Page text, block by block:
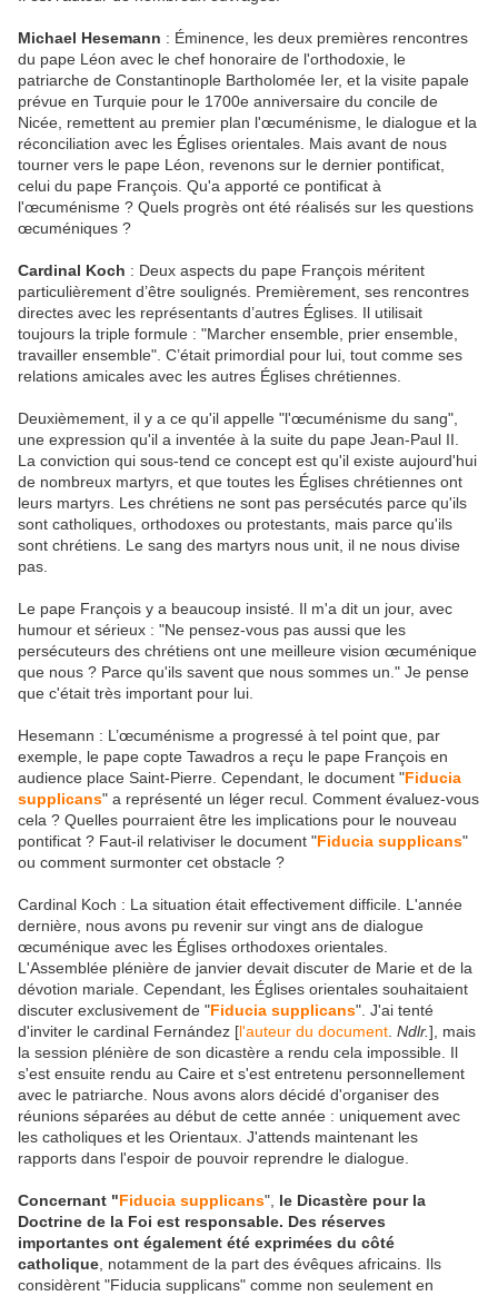
Michael Hesemann : Éminence, les deux premières rencontres
du pape Léon avec le chef honoraire de l'orthodoxie, le
patriarche de Constantinople Bartholomée Ier, et la visite papale
prévue en Turquie pour le 1700e anniversaire du concile de
Nicée, remettent au premier plan l'œcuménisme, le dialogue et la
réconciliation avec les Églises orientales. Mais avant de nous
tourner vers le pape Léon, revenons sur le dernier pontificat,
celui du pape François. Qu'a apporté ce pontificat à
l'œcuménisme ? Quels progrès ont été réalisés sur les questions
œcuméniques ?
Cardinal Koch : Deux aspects du pape François méritent
particulièrement d’être soulignés. Premièrement, ses rencontres
directes avec les représentants d’autres Églises. Il utilisait
toujours la triple formule : "Marcher ensemble, prier ensemble,
travailler ensemble". C’était primordial pour lui, tout comme ses
relations amicales avec les autres Églises chrétiennes.
Deuxièmement, il y a ce qu'il appelle "l'œcuménisme du sang",
une expression qu'il a inventée à la suite du pape Jean-Paul II.
La conviction qui sous-tend ce concept est qu'il existe aujourd'hui
de nombreux martyrs, et que toutes les Églises chrétiennes ont
leurs martyrs. Les chrétiens ne sont pas persécutés parce qu'ils
sont catholiques, orthodoxes ou protestants, mais parce qu'ils
sont chrétiens. Le sang des martyrs nous unit, il ne nous divise
pas.
Le pape François y a beaucoup insisté. Il m'a dit un jour, avec
humour et sérieux : "Ne pensez-vous pas aussi que les
persécuteurs des chrétiens ont une meilleure vision œcuménique
que nous ? Parce qu'ils savent que nous sommes un." Je pense
que c'était très important pour lui.
Hesemann : L’œcuménisme a progressé à tel point que, par
exemple, le pape copte Tawadros a reçu le pape François en
audience place Saint-Pierre. Cependant, le document "Fiducia
supplicans" a représenté un léger recul. Comment évaluez-vous
cela ? Quelles pourraient être les implications pour le nouveau
pontificat ? Faut-il relativiser le document "Fiducia supplicans"
ou comment surmonter cet obstacle ?
Cardinal Koch : La situation était effectivement difficile. L'année
dernière, nous avons pu revenir sur vingt ans de dialogue
œcuménique avec les Églises orthodoxes orientales.
L'Assemblée plénière de janvier devait discuter de Marie et de la
dévotion mariale. Cependant, les Églises orientales souhaitaient
discuter exclusivement de "Fiducia supplicans". J'ai tenté
d'inviter le cardinal Fernández [l'auteur du document Ndlr.], mais
la session plénière de son dicastère a rendu cela impossible. Il
s'est ensuite rendu au Caire et s'est entretenu personnellement
avec le patriarche. Nous avons alors décidé d'organiser des
réunions séparées au début de cette année : uniquement avec
les catholiques et les Orientaux. J'attends maintenant les
rapports dans l'espoir de pouvoir reprendre le dialogue.
Concernant "Fiducia supplicans", le Dicastère pour la
Doctrine de la Foi est responsable. Des réserves
importantes ont également été exprimées du côté
catholique , notamment de la part des évêques africains. Ils
considèrent "Fiducia supplicans" comme non seulement en